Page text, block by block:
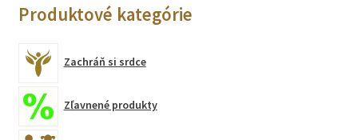
Produktové kategórie
Zachráň si srdce
Zľavnené produkty